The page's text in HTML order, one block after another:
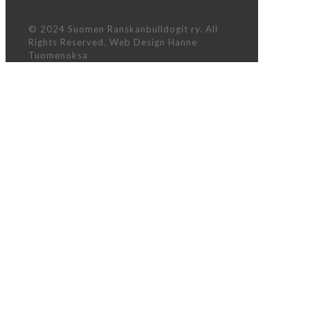
© 2024 Suomen Ranskanbulldogit ry. All
Rights Reserved. Web Design Hanne
Tuomenoksa